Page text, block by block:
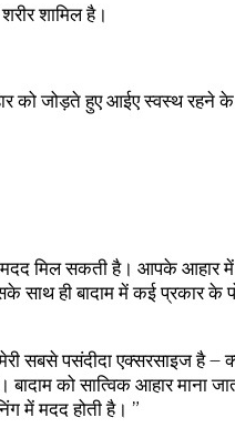
शामिल है।
को जोड़ते हुए आईए स्वस्थ रहने के
मिल सकती है। आपके आहार
ही बादाम में कई प्रकार के
सबसे पसंदीदा एक्‍सरसाइज है –
को सात्विक आहार माना
में मदद होती है। ”